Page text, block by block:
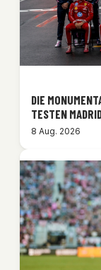
DIE
TESTEN
8 Aug. 2026